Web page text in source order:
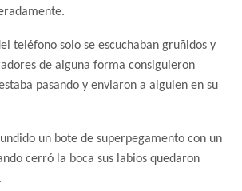
teléfono solo se escuchaban gruñidos y
de alguna forma consiguieron
pasando y enviaron a alguien en su
un bote de superpegamento con un
cerró la boca sus labios quedaron